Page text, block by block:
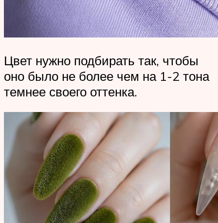
Цвет нужно подбирать так, чтобы
оно было не более чем на 1-2 тона
темнее своего оттенка.